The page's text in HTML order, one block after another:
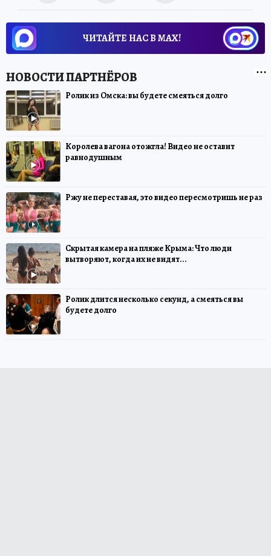
ЧИТАЙТЕ НАС В МАХ!
Ролик из Омска: вы будете смеяться долго
Королева вагона отожгла! Видео не оставит
равнодушным
Ржу не переставая, это видео пересмотришь не раз
Скрытая камера на пляже Крыма: Что люди
вытворяют, когда их не видят...
Ролик длится несколько секунд, а смеяться вы
будете долго